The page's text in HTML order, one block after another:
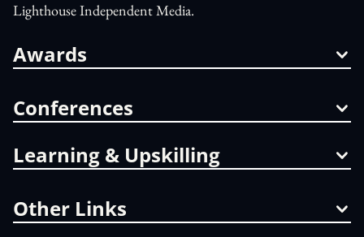
Lighthouse Independent Media.
Awards
Conferences
Learning & Upskilling
Other Links